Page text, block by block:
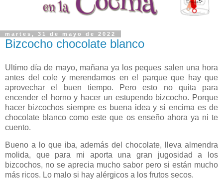
martes, 31 de mayo de 2022
Bizcocho chocolate blanco
Ultimo día de mayo, mañana ya los peques salen una hora
antes del cole y merendamos en el parque que hay que
aprovechar el buen tiempo. Pero esto no quita para
encender el horno y hacer un estupendo bizcocho. Porque
hacer bizcochos siempre es buena idea y si encima es de
chocolate blanco como este que os enseño ahora ya ni te
cuento.
Bueno a lo que iba, además del chocolate, lleva almendra
molida, que para mi aporta una gran jugosidad a los
bizcochos, no se aprecia mucho sabor pero si están mucho
más ricos. Lo malo si hay alérgicos a los frutos secos.